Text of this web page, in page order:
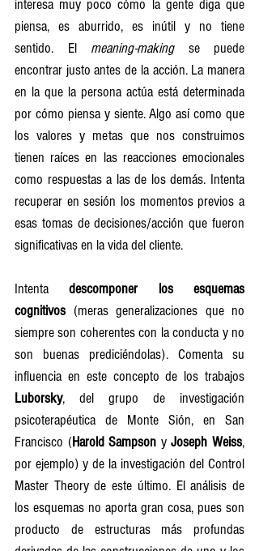
interesa muy poco cómo la gente diga que
piensa, es aburrido, es inútil y no tiene
sentido. El meaning-making se puede
encontrar justo antes de la acción. La manera
en la que la persona actúa está determinada
por cómo piensa y siente. Algo así como que
los valores y metas que nos construimos
tienen raíces en las reacciones emocionales
como respuestas a las de los demás. Intenta
recuperar en sesión los momentos previos a
esas tomas de decisiones/acción que fueron
significativas en la vida del cliente.
Intenta descomponer los esquemas
cognitivos (meras generalizaciones que no
siempre son coherentes con la conducta y no
son buenas prediciéndolas). Comenta su
Luborsky, del grupo de investigación
psicoterapéutica de Monte Sión, en San
Francisco (Harold Sampson y Joseph Weiss,
por ejemplo) y de la investigación del Control
Master Theory de este último. El análisis de
los esquemas no aporta gran cosa, pues son
producto de estructuras más profundas